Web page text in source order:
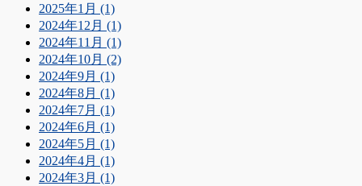
2025年1月 (1)
2024年12月 (1)
2024年11月 (1)
2024年10月 (2)
2024年9月 (1)
2024年8月 (1)
2024年7月 (1)
2024年6月 (1)
2024年5月 (1)
2024年4月 (1)
2024年3月 (1)